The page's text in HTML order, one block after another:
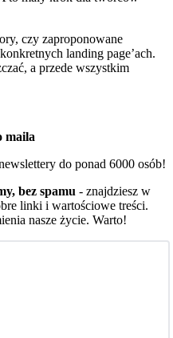
czy zaproponowane
landing page’ach.
a przede wszystkim
maila
do ponad 6000 osób!
bez spamu - znajdziesz w
linki i wartościowe treści.
nasze życie. Warto!